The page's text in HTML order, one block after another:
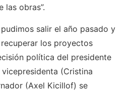
las obras”.
salir el año pasado y
los proyectos
política del presidente
(Cristina
(Axel Kicillof) se